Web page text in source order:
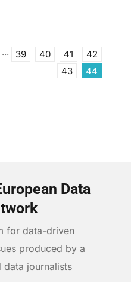
··· 39 40 41
42
43
44
Data
for data-driven
produced by a
journalists